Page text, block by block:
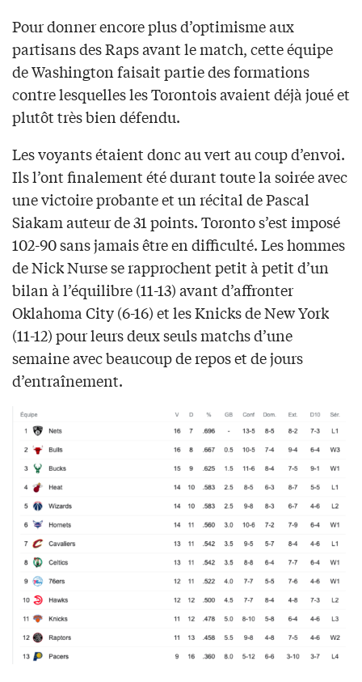
Pour donner encore plus d’optimisme aux
partisans des Raps avant le match, cette équipe
de Washington faisait partie des formations
contre lesquelles les Torontois avaient déjà joué et
plutôt très bien défendu.
Les voyants étaient donc au vert au coup d’envoi.
Ils l’ont finalement été durant toute la soirée avec
une victoire probante et un récital de Pascal
Siakam auteur de 31 points. Toronto s’est imposé
102-90 sans jamais être en difficulté. Les hommes
de Nick Nurse se rapprochent petit à petit d’un
bilan à l’équilibre (11-13) avant d’affronter
Oklahoma City (6-16) et les Knicks de New York
(11-12) pour leurs deux seuls matchs d’une
semaine avec beaucoup de repos et de jours
d’entraînement.